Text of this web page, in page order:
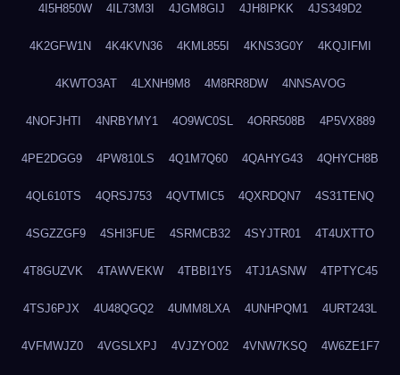
4I5H850W 4IL73M3I 4JGM8GIJ 4JH8IPKK 4JS349D2
4K2GFW1N 4K4KVN36 4KML855I 4KNS3G0Y 4KQJIFMI
4KWTO3AT 4LXNH9M8 4M8RR8DW 4NNSAVOG
4NOFJHTI 4NRBYMY1 4O9WC0SL 4ORR508B 4P5VX889
4PE2DGG9 4PW810LS 4Q1M7Q60 4QAHYG43 4QHYCH8B
4QL610TS 4QRSJ753 4QVTMIC5 4QXRDQN7 4S31TENQ
4SGZZGF9 4SHI3FUE 4SRMCB32 4SYJTR01 4T4UXTTO
4T8GUZVK 4TAWVEKW 4TBBI1Y5 4TJ1ASNW 4TPTYC45
4TSJ6PJX 4U48QGQ2 4UMM8LXA 4UNHPQM1 4URT243L
4VFMWJZ0 4VGSLXPJ 4VJZYO02 4VNW7KSQ 4W6ZE1F7